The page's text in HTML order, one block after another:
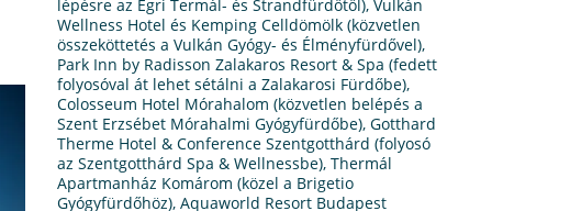
lépésre az Egri Termál- és Strandfürdőtől), Vulkán
Wellness Hotel és Kemping Celldömölk (közvetlen
összeköttetés a Vulkán Gyógy- és Élményfürdővel),
Park Inn by Radisson Zalakaros Resort & Spa (fedett
folyosóval át lehet sétálni a Zalakarosi Fürdőbe),
Colosseum Hotel Mórahalom (közvetlen belépés a
Szent Erzsébet Mórahalmi Gyógyfürdőbe), Gotthard
Therme Hotel & Conference Szentgotthárd (folyosó
az Szentgotthárd Spa & Wellnessbe), Thermál
Apartmanház Komárom (közel a Brigetio
Gyógyfürdőhöz), Aquaworld Resort Budapest